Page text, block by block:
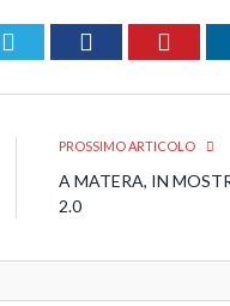
Twitter Facebook
PROSSIMO ARTICOLO
A MATERA, IN
2.0